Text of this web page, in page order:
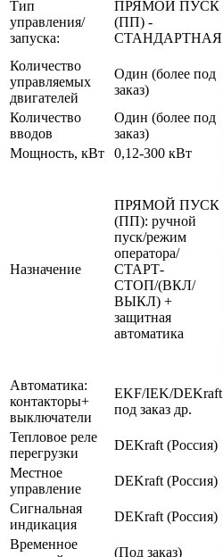
Тип
управления/
запуска:
ПРЯМОЙ ПУСК
(ПП) -
СТАНДАРТНАЯ
Количество
управляемых
двигателей
Один (более под
заказ)
Количество
вводов
Один (более под
заказ)
Мощность, кВт
0,12-300 кВт
Назначение
ПРЯМОЙ ПУСК
(ПП): ручной
пуск/режим
оператора/
СТАРТ-
СТОП/(ВКЛ/
ВЫКЛ) +
защитная
автоматика
Автоматика:
контакторы+
выключатели
EKF/IEK/DEKraft
под заказ др.
Тепловое реле
перегрузки
DEKraft (Россия)
Местное
управление
DEKraft (Россия)
Сигнальная
индикация
DEKraft (Россия)
Временное
(Под заказ)